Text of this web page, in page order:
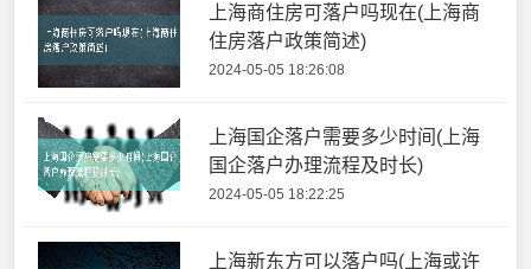
上海商住房可落户吗现在(上海商
住房落户政策简述)
2024-05-05 18:26:08
上海国企落户需要多少时间(上海
国企落户办理流程及时长)
2024-05-05 18:22:25
上海新东方可以落户吗(上海或许